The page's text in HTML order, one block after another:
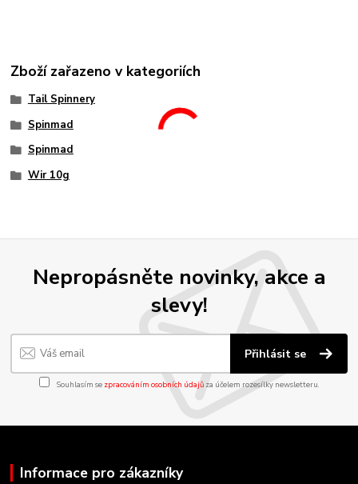
Zboží zařazeno v kategoriích
Tail Spinnery
Spinmad
Spinmad
Wir 10g
Nepropásněte novinky, akce a
slevy!
Přihlásit se
Souhlasím se zpracováním osobních údajůza účelem rozesílky newsletteru.
Informace pro zákazníky